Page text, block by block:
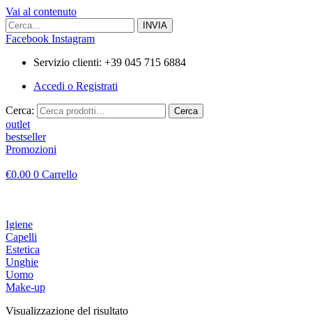
Vai al contenuto
Facebook Instagram
Servizio clienti: +39 045 715 6884
Accedi o Registrati
Cerca: Cerca
outlet
bestseller
Promozioni
€0.00 0 Carrello
Igiene
Capelli
Estetica
Unghie
Uomo
Make-up
Visualizzazione del risultato